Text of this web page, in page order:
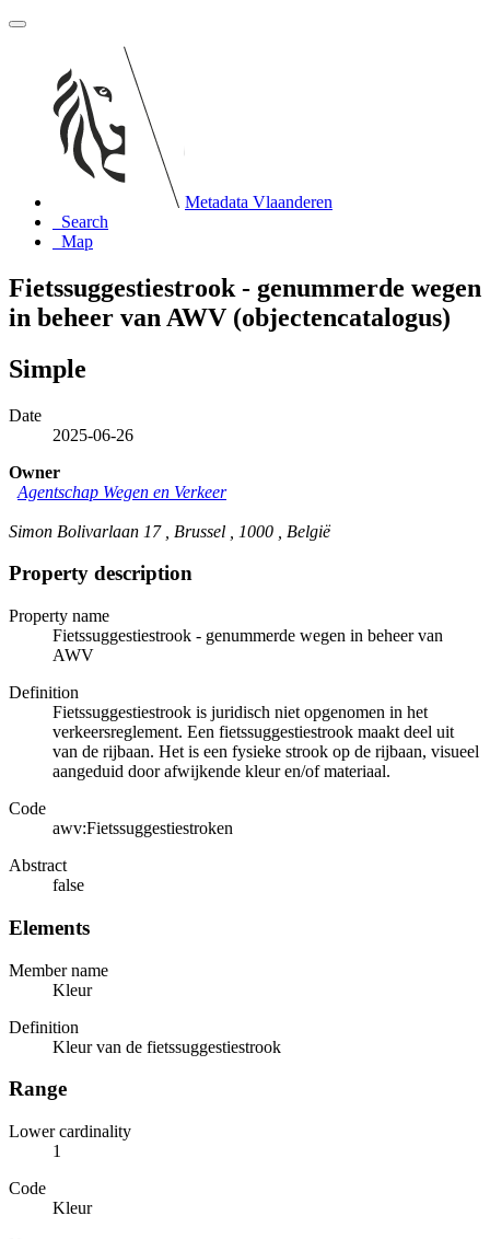
Metadata Vlaanderen
Search
Map
Fietssuggestiestrook - genummerde wegen
in beheer van AWV (objectencatalogus)
Simple
Date
2025-06-26
Owner
Agentschap Wegen en Verkeer
Simon Bolivarlaan 17 , Brussel , 1000 , België
Property description
Property name
Fietssuggestiestrook - genummerde wegen in beheer van
AWV
Definition
Fietssuggestiestrook is juridisch niet opgenomen in het
verkeersreglement. Een fietssuggestiestrook maakt deel uit
van de rijbaan. Het is een fysieke strook op de rijbaan, visueel
aangeduid door afwijkende kleur en/of materiaal.
Code
awv:Fietssuggestiestroken
Abstract
false
Elements
Member name
Kleur
Definition
Kleur van de fietssuggestiestrook
Range
Lower cardinality
1
Code
Kleur